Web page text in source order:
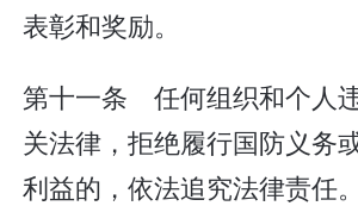
表彰和奖励。
第十一条 任何组织和个人
关法律，拒绝履行国防义务
利益的，依法追究法律责任。